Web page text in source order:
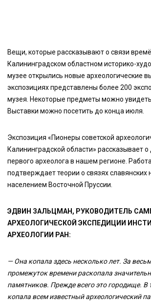
Вещи, которые рассказывают о связи
Калининградском областном историко-
музее открылись новые археологические
экспозициях представлены более 200
музея. Некоторые предметы можно
Выставки можно посетить до конца июля.
Экспозиция «Пионеры советской
Калининградской области» рассказывает о
первого археолога в нашем регионе.
подтверждает теории о связях славянских
населением Восточной Пруссии.
ЭДВИН ЗАЛЬЦМАН, РУКОВОДИТЕЛЬ
АРХЕОЛОГИЧЕСКОЙ ЭКСПЕДИЦИИ
АРХЕОЛОГИИ РАН:
— Она копала здесь несколько лет. За
промежуток времени раскопала
памятников. Прежде всего это городище. В
копала всем известный археологический